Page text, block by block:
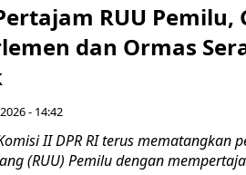
RUU Pemilu,
dan Ormas
- 14:42
Komisi II DPR RI terus mematangkan
(RUU) Pemilu dengan